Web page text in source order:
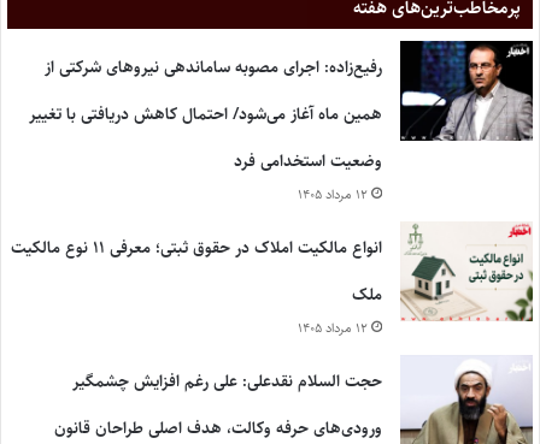
پر‌مخاطب‌ترین‌های هفته
رفیع‌زاده: اجرای مصوبه ساماندهی نیروهای شرکتی از
همین ماه آغاز می‌شود/ احتمال کاهش دریافتی با تغییر
وضعیت استخدامی فرد
۱۲ مرداد ۱۴۰۵
انواع مالکیت املاک در حقوق ثبتی؛ معرفی ۱۱ نوع مالکیت
ملک
۱۲ مرداد ۱۴۰۵
حجت السلام نقدعلی: علی رغم افزایش چشمگیر
ورودی‌های حرفه وکالت، هدف اصلی طراحان قانون